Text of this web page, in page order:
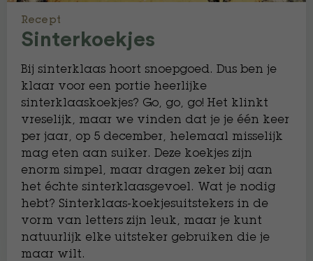
Recept
Sinterkoekjes
Bij sinterklaas hoort snoepgoed. Dus ben je
klaar voor een portie heerlijke
sinterklaaskoekjes? Go, go, go! Het klinkt
vreselijk, maar we vinden dat je je één keer
per jaar, op 5 december, helemaal misselijk
mag eten aan suiker. Deze koekjes zijn
enorm simpel, maar dragen zeker bij aan
het échte sinterklaasgevoel. Wat je nodig
hebt? Sinterklaas-koekjesuitstekers in de
vorm van letters zijn leuk, maar je kunt
natuurlijk elke uitsteker gebruiken die je
maar wilt.